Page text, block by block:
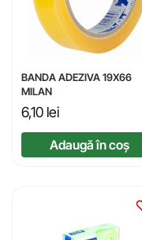
BANDA ADEZIVA 19X66
MILAN
6,10 lei
Adaugă în coș